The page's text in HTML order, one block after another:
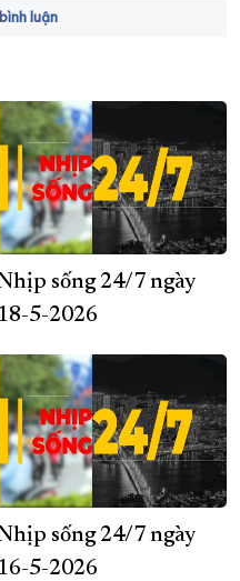
luận
sống 24/7 ngày
5-2026
sống 24/7 ngày
5-2026